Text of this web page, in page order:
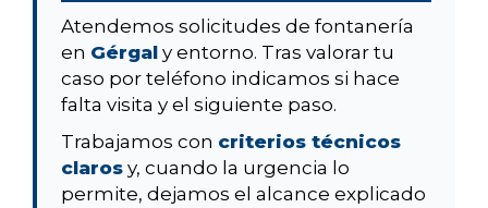
Atendemos solicitudes de fontanería
en Gérgal y entorno. Tras valorar tu
caso por teléfono indicamos si hace
falta visita y el siguiente paso.
Trabajamos con criterios técnicos
claros y, cuando la urgencia lo
permite, dejamos el alcance explicado